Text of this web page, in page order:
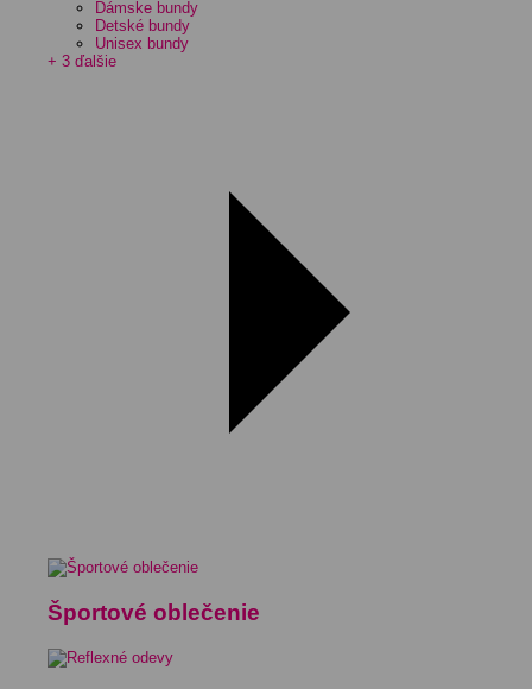
Dámske bundy
Detské bundy
Unisex bundy
+ 3 ďalšie
Športové oblečenie